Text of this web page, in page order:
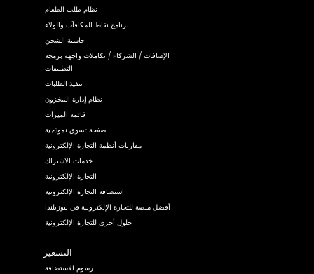
نظام طلب الطعام
برنامج نقاط المكافآت والولاء
حاسبة الشحن
الإضافات / الشركاء / تكاملات واجهة برمجة
التطبيقات
تنفيذ الطلبات
نظام إدارة المخزون
قائمة الميزات
صفحة تسوق نموذجية
مقارنات أنظمة التجارة الإلكترونية
خدمات الاشتراك
التجارة الإلكترونية
استضافة التجارة الإلكترونية
أفضل منصة للتجارة الإلكترونية في نيوزيلندا
حلول أخرى للتجارة الإلكترونية
التسعير
رسوم الاستضافة